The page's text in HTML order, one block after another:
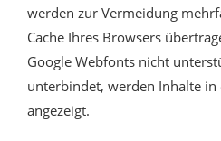
werden zur Vermeidung
Cache Ihres Browsers
Google Webfonts nicht
unterbindet, werden Inhalte
angezeigt.